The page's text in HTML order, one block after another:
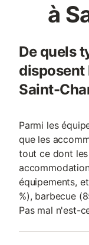
à
De quels
disposent
Saint-
Parmi les
que les
tout ce dont
équipements,
%), barbecue
Pas mal n'est-